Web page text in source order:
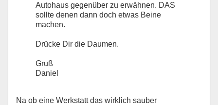
Autohaus gegenüber zu erwähnen. DAS
sollte denen dann doch etwas Beine
machen.
Drücke Dir die Daumen.
Gruß
Daniel
Na ob eine Werkstatt das wirklich sauber